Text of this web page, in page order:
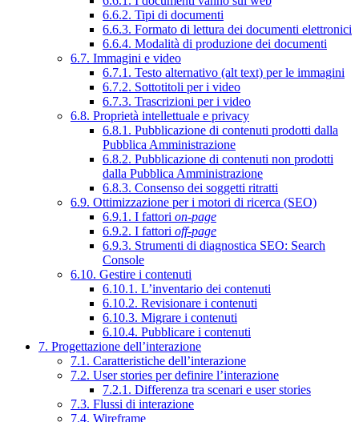
6.6.2. Tipi di documenti
6.6.3. Formato di lettura dei documenti elettronici
6.6.4. Modalità di produzione dei documenti
6.7. Immagini e video
6.7.1. Testo alternativo (alt text) per le immagini
6.7.2. Sottotitoli per i video
6.7.3. Trascrizioni per i video
6.8. Proprietà intellettuale e privacy
6.8.1. Pubblicazione di contenuti prodotti dalla
Pubblica Amministrazione
6.8.2. Pubblicazione di contenuti non prodotti
dalla Pubblica Amministrazione
6.8.3. Consenso dei soggetti ritratti
6.9. Ottimizzazione per i motori di ricerca (SEO)
6.9.1. I fattori on-page
6.9.2. I fattori off-page
6.9.3. Strumenti di diagnostica SEO: Search
Console
6.10. Gestire i contenuti
6.10.1. L’inventario dei contenuti
6.10.2. Revisionare i contenuti
6.10.3. Migrare i contenuti
6.10.4. Pubblicare i contenuti
7. Progettazione dell’interazione
7.1. Caratteristiche dell’interazione
7.2. User stories per definire l’interazione
7.2.1. Differenza tra scenari e user stories
7.3. Flussi di interazione
7.4. Wireframe